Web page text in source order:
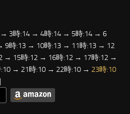
3時:14 → 4時:14 → 5時:14 → 6
9時:13 → 10時:13 → 11時:13 → 12
→ 15時:12 → 16時:12 → 17時:12 →
→ 21時:10 → 22時:10 → 23時:10
|